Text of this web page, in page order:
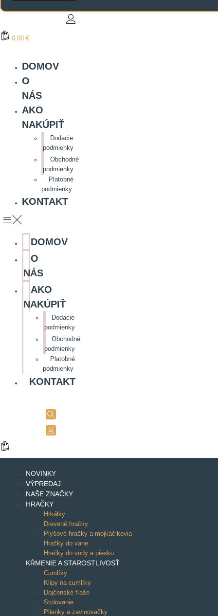
0,00 €
DOMOV
O
NÁS
AKO
NAKÚPIŤ
Dodacie
podmienky
Obchodné
podmienky
Platobné
podmienky
KONTAKT
DOMOV
O
NÁS
AKO
NAKÚPIŤ
Dodacie
podmienky
Obchodné
podmienky
Platobné
podmienky
KONTAKT
NOVINKY
VÝPREDAJ
NAŠE ZNAČKY
HRAČKY
Hrkálky
Drevené hračky
Plyšové hračky a mojkáčikovia
Hračky do vane
Hračky do vody a piesku
KŔMENIE A STAROSTLIVOSŤ
Cumlíky
Klipy na cumlíky
Dojčenské fľaše
Stolovanie
Plienky a zavinovačky